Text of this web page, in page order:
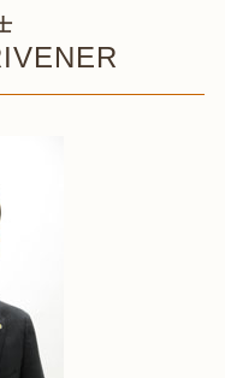
議書
士